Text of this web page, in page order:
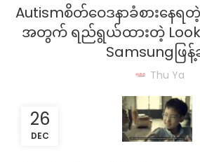
Autismစိတ်ဝေဒနာခံစားနေရ
အတွက် ရည်ရွယ်ထားတဲ့ Look
Samsungဖြန့်
Thu Ya
26
DEC